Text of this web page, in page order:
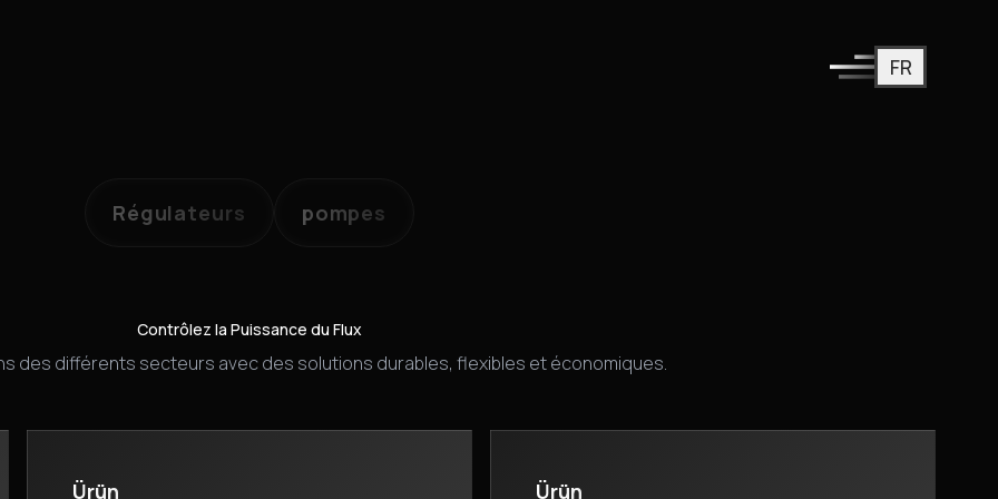
FR
Régulateurs pompes
Contrôlez la Puissance du Flux
des différents secteurs avec des solutions durables, flexibles et économiques.
Ürün Ürün